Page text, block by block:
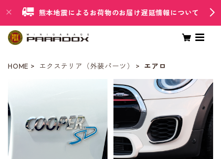
熊本地震によるお荷物のお届け遅延情報について
HOME エクステリア（外装パーツ） エアロ